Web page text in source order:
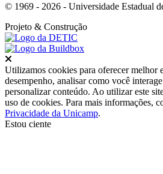
© 1969 - 2026 - Universidade Estadual
Projeto & Construção
Utilizamos cookies para oferecer melhor
desempenho, analisar como você
personalizar conteúdo. Ao utilizar este
uso de cookies. Para mais informações,
Privacidade da Unicamp.
Estou ciente